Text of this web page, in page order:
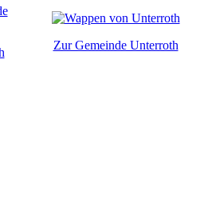
Zur Gemeinde Unterroth